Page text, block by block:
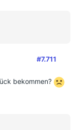
#7.711
bekommen?